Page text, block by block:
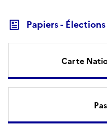
Papiers - Élections
Carte